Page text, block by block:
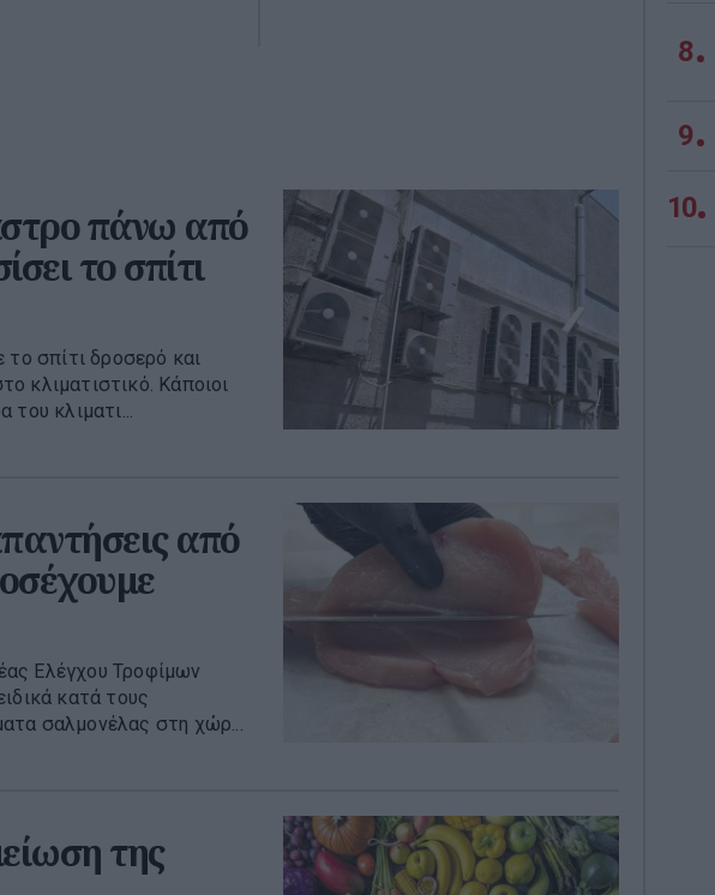
πάνω από
το σπίτι
το σπίτι δροσερό και
κλιματιστικό. Κάποιοι
του κλιματι...
από
Ελέγχου Τροφίμων
κατά τους
σαλμονέλας στη χώρ...
της
8
9
10